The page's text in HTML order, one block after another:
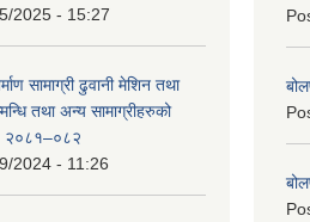
2025 - 15:27
सामाग्री ढुवानी मेशिन तथा
तथा अन्य सामाग्रीहरुको
२०८१–०८२
2024 - 11:26